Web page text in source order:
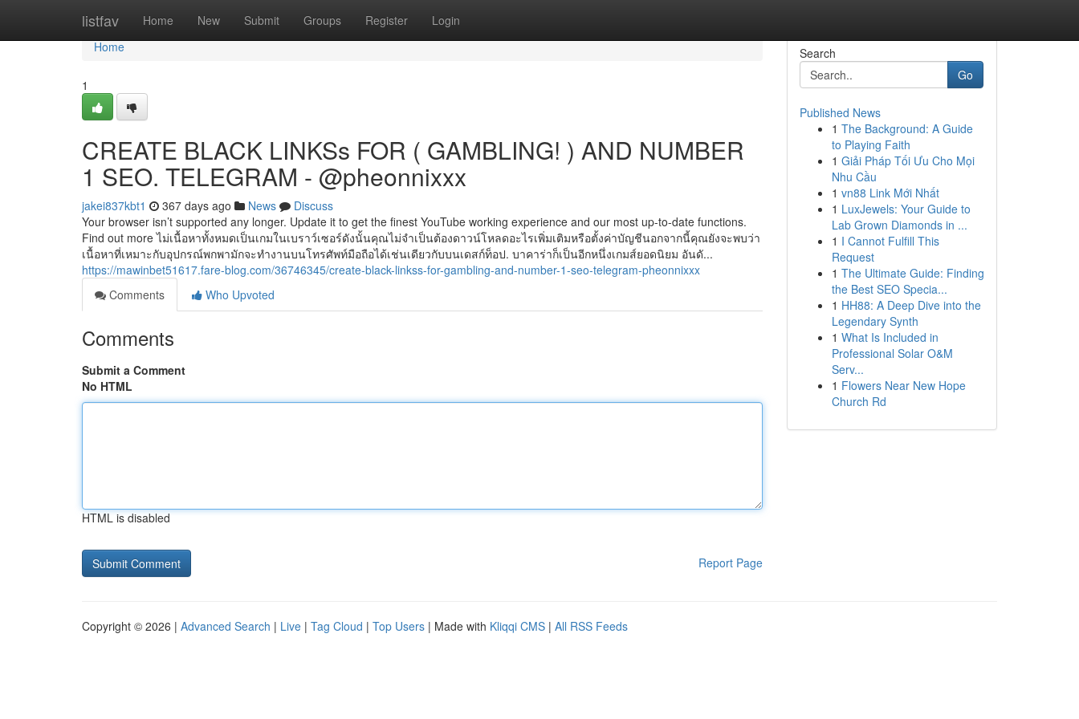
listfav Home New Submit Groups Register Login
Home
Home
1
CREATE BLACK LINKSs FOR ( GAMBLING! ) AND NUMBER
1 SEO. TELEGRAM - @pheonnixxx
jakei837kbt1 367 days ago News
Discuss
Your browser isn’t supported any longer. Update it to get the finest YouTube working experience and our most up-to-date functions.
Find out more ไม่เนื้อหาทั้งหมดเป็นเกมในเบราว์เซอร์ดังนั้นคุณไม่จำเป็นต้องดาวน์โหลดอะไรเพิ่มเติมหรือตั้งค่าบัญชีนอกจากนี้คุณยังจะพบว่า
เนื้อหาที่เหมาะกับอุปกรณ์พกพามักจะทำงานบนโทรศัพท์มือถือได้เช่นเดียวกับบนเดสก์ท็อป. บาคาร่าก็เป็นอีกหนึ่งเกมส์ยอดนิยม อันดั...
https://mawinbet51617.fare-blog.com/36746345/create-black-linkss-for-gambling-and-number-1-seo-telegram-pheonnixxx
Comments
Who Upvoted
Comments
Submit a Comment
No HTML
HTML is disabled
Report Page
Search
Go
Published News
1 The Background: A Guide
to Playing Faith
1 Giải Pháp Tối Ưu Cho Mọi
Nhu Cầu
1 vn88 Link Mới Nhất
1 LuxJewels: Your Guide to
Lab Grown Diamonds in ...
1 I Cannot Fulfill This
Request
1 The Ultimate Guide: Finding
the Best SEO Specia...
1 HH88: A Deep Dive into the
Legendary Synth
1 What Is Included in
Professional Solar O&M
Serv...
1 Flowers Near New Hope
Church Rd
Copyright © 2026 | Advanced Search | Live | Tag Cloud | Top Users | Made with Kliqqi CMS | All RSS Feeds